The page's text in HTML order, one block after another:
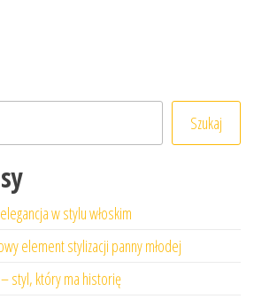
Szukaj
w stylu włoskim
element stylizacji panny młodej
styl, który ma historię